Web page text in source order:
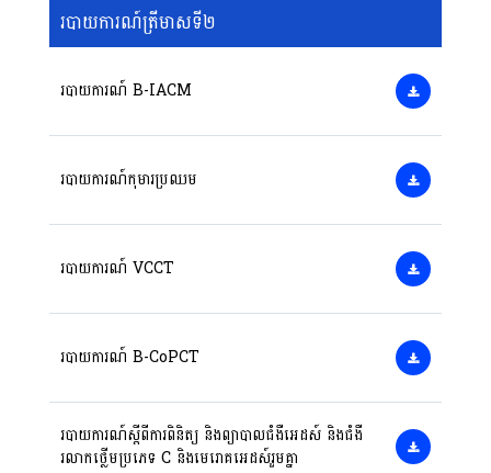
របាយការណ៍ត្រីមាសទី២
របាយការណ៍ B-IACM
របាយការណ៍កុមារប្រឈម
របាយការណ៍ VCCT
របាយការណ៍ B-CoPCT
របាយការណ៍ស្តីពីការពិនិត្យ និងព្យាបាលជំងឺអេដស៍ និងជំងឺ
រលាកថ្លើមប្រភេទ C និងមេរោគអេដស៍រួមគ្នា